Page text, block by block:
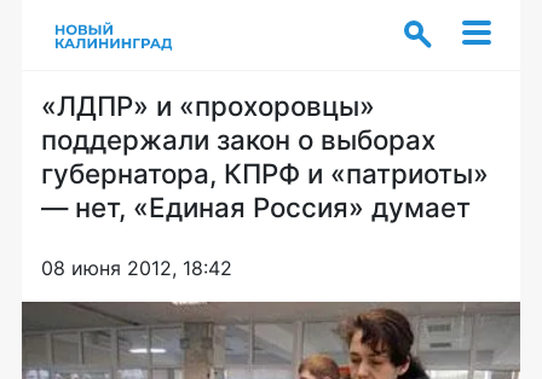
«ЛДПР» и «прохоровцы»
поддержали закон о выборах
губернатора, КПРФ и «патриоты»
— нет, «Единая Россия» думает
08 июня 2012, 18:42